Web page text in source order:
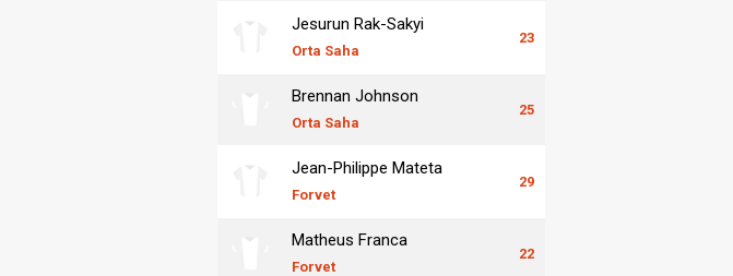
Jesurun Rak-Sakyi
Orta Saha
23
Brennan Johnson
Orta Saha
25
Jean-Philippe Mateta
Forvet
29
Matheus Franca
Forvet
22